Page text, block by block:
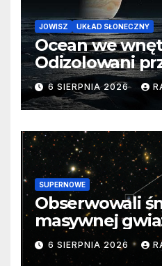
JOWISZ UKŁAD SŁONECZNY
Ocean we
Odizolowani
barierę
6 SIERPNIA 2026
SUPERNOWE
Obserwowali
masywnej
samego
cenne dane
6 SIERPNIA 2026